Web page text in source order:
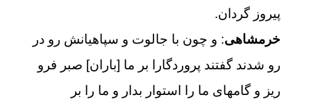
پیروز گردان.
خرمشاهی: و چون با جالوت و سپاهيانش رو در
رو شدند گفتند پروردگارا بر ما [باران‏] صبر فرو
ريز و گامهاى ما را استوار بدار و ما را بر